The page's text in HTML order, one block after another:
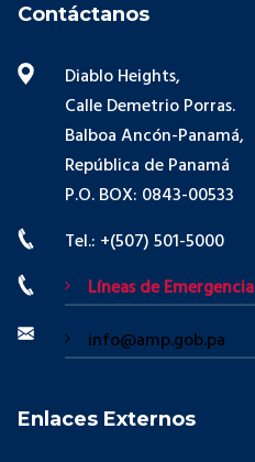
Contáctanos
Diablo Heights,
Calle Demetrio Porras.
Balboa Ancón-Panamá,
República de Panamá
P.O. BOX: 0843-00533
Tel.: +(507) 501-5000
Líneas de Emergencia
info@amp.gob.pa
Enlaces Externos